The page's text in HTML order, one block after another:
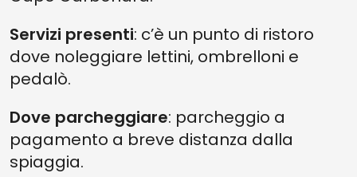
Servizi presenti: c’è un punto di ristoro
dove noleggiare lettini, ombrelloni e
pedalò.
Dove parcheggiare: parcheggio a
pagamento a breve distanza dalla
spiaggia.